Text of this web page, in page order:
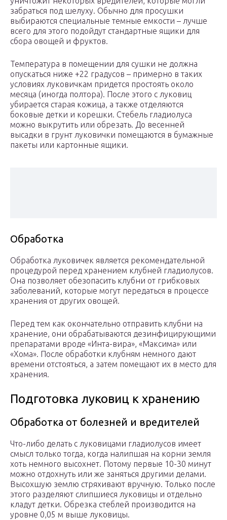
забраться под шелуху. Обычно для просушки
выбираются специальные темные емкости – лучше
всего для этого подойдут стандартные ящики для
сбора овощей и фруктов.
Температура в помещении для сушки не должна
опускаться ниже +22 градусов – примерно в таких
условиях луковичкам придется простоять около
месяца (иногда полтора). После этого с луковиц
убирается старая кожица, а также отделяются
боковые детки и корешки. Стебель гладиолуса
можно выкрутить или обрезать. До весенней
высадки в грунт луковички помещаются в бумажные
пакеты или картонные ящики.
Обработка
Обработка луковичек является рекомендательной
процедурой перед хранением клубней гладиолусов.
Она позволяет обезопасить клубни от грибковых
заболеваний, которые могут передаться в процессе
хранения от других овощей.
Перед тем как окончательно отправить клубни на
хранение, они обрабатываются дезинфицирующими
препаратами вроде «Инта-вира», «Максима» или
«Хома». После обработки клубням немного дают
времени отстояться, а затем помещают их в место для
хранения.
Подготовка луковиц к хранению
Обработка от болезней и вредителей
Что-либо делать с луковицами гладиолусов имеет
смысл только тогда, когда налипшая на корни земля
хоть немного высохнет. Потому первые 10-30 минут
можно отдохнуть или же заняться другими делами.
Высохшую землю стряхивают вручную. Только после
этого разделяют слипшиеся луковицы и отдельно
кладут детки. Обрезка стеблей производится на
уровне 0,05 м выше луковицы.